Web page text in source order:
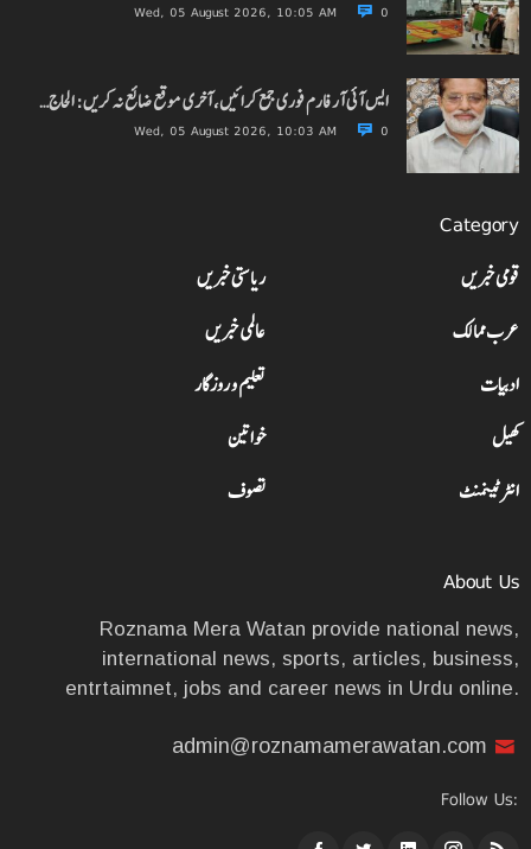
Wed, 05 August 2026, 10:05 AM 0
ایس آئی آر فارم فوری جمع کرائیں، آخری موقع ضائع نہ کریں: الحاج…
Wed, 05 August 2026, 10:03 AM 0
Category
قومی خبریں
ریاستی خبریں
عرب ممالک
عالمی خبریں
ادبیات
تعلیم و روزگار
کھیل
خواتین
انٹرٹینمنٹ
تصوف
About Us
Roznama Mera Watan provide national news,
international news, sports, articles, business,
entrtaimnet, jobs and career news in Urdu online.
admin@roznamamerawatan.com
Follow Us: